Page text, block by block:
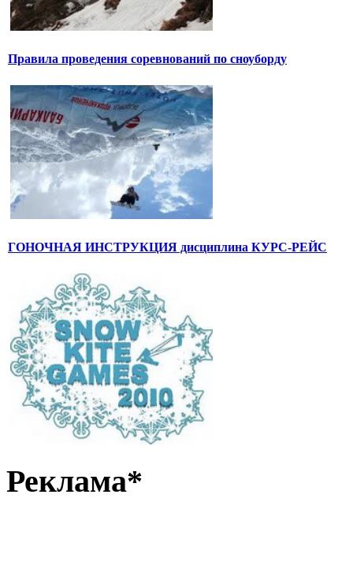
Правила проведения соревнований по сноуборду
ГОНОЧНАЯ ИНСТРУКЦИЯ дисциплина КУРС-РЕЙС
Реклама*